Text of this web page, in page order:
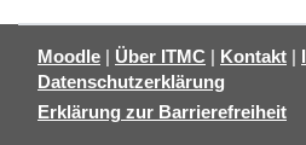
Moodle Über ITMC Kontakt
Datenschutzerklärung
Erklärung zur Barrierefreiheit